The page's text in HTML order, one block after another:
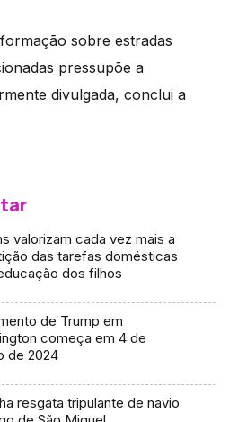
sobre estradas
pressupõe a
divulgada, conclui a
valorizam cada vez mais a
das tarefas domésticas
dos filhos
de Trump em
começa em 4 de
de 2024
resgata tripulante de navio